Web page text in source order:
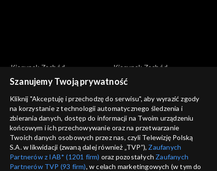
Kierunek Zachód
odc. 161
Kierunek Zachód
odc. 160
Kierunek Zachód
odc. 159
Kierunek Zachód
odc. 158
Szanujemy Twoją prywatność
Kliknij "Akceptuję i przechodzę do serwisu", aby wyrazić zgody
na korzystanie z technologii automatycznego śledzenia i
zbierania danych, dostęp do informacji na Twoim urządzeniu
końcowym i ich przechowywanie oraz na przetwarzanie
Twoich danych osobowych przez nas, czyli Telewizję Polską
S.A. w likwidacji (zwaną dalej również „TVP”), Zaufanych
Partnerów z IAB* (1201 firm) oraz pozostałych Zaufanych
Partnerów TVP (93 firm), w celach marketingowych (w tym do